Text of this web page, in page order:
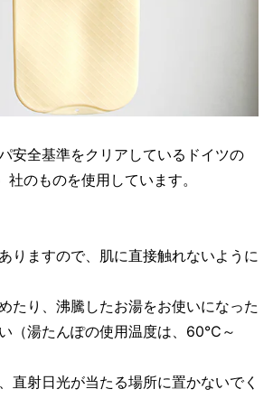
安全基準をクリアしているドイツの
のものを使用しています。
りますので、肌に直接触れないように
たり、沸騰したお湯をお使いになった
（湯たんぽの使用温度は、60℃～
直射日光が当たる場所に置かないでく